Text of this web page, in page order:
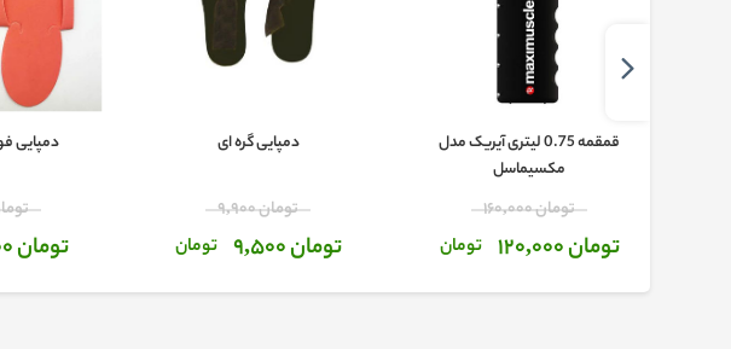
قمقمه 0.75 لیتری آیریک مدل
مکسیماسل
تومان 160,000
تومان 120,000 تومان
دمپایی گره ای
تومان 9,900
تومان 9,500 تومان
دمپایی
تومان
تومان 8,000